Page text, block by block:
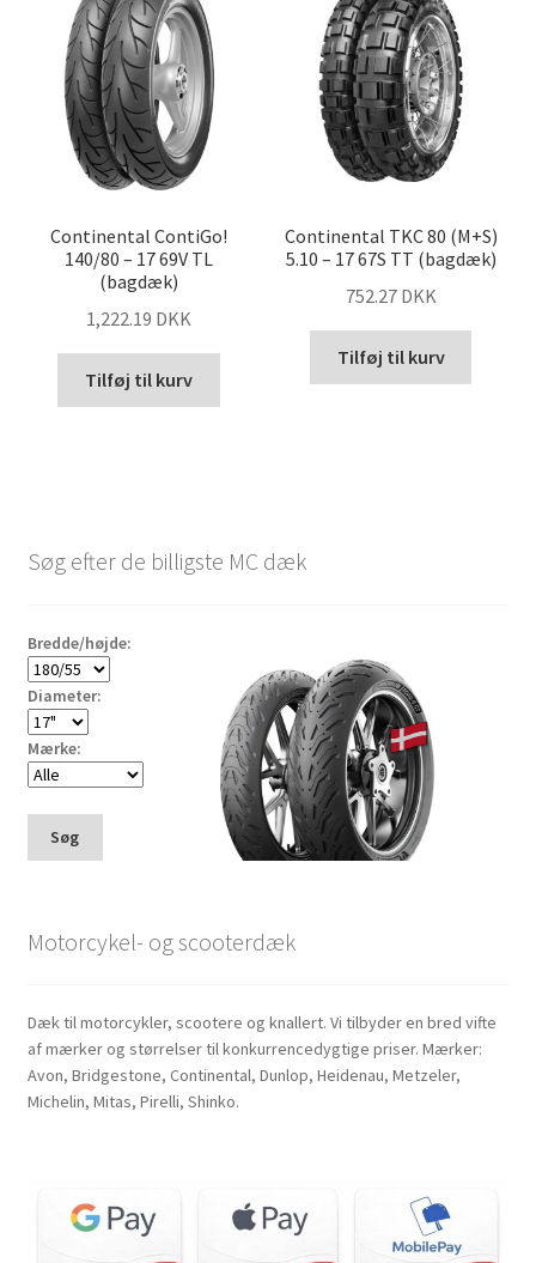
Continental ContiGo!
140/80 – 17 69V TL
(bagdæk)
1,222.19 DKK
Tilføj til kurv
Continental TKC 80 (M+S)
5.10 – 17 67S TT (bagdæk)
752.27 DKK
Tilføj til kurv
Søg efter de billigste MC dæk
Bredde/højde:
Diameter:
Mærke:
Søg
Motorcykel- og scooterdæk
Dæk til motorcykler, scootere og knallert. Vi tilbyder en bred vifte
af mærker og størrelser til konkurrencedygtige priser. Mærker:
Avon, Bridgestone, Continental, Dunlop, Heidenau, Metzeler,
Michelin, Mitas, Pirelli, Shinko.